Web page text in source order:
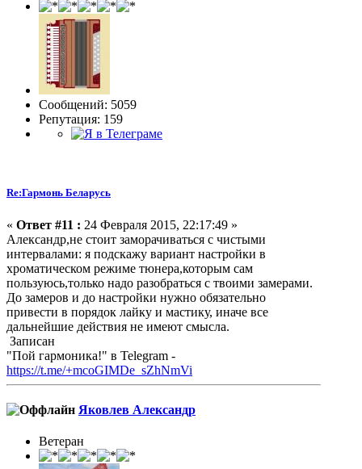
Сообщений: 5059
Репутация: 159
Re:Гармонь Беларусь
« Ответ #11 : 24 Февраля 2015, 22:17:49 »
Александр,не стоит заморачиваться с чистыми
интервалами: я подскажу вариант настройки в
хроматическом режиме тюнера,которым сам
пользуюсь,только надо разобраться с твоими замерами.
До замеров и до настройки нужно обязательно
привести в порядок лайку и мастику, иначе все
дальнейшие действия не имеют смысла.
Записан
"Пой гармоника!" в Telegram -
https://t.me/+mcoGIMDe_sZhNmVi
Яковлев Александр
Ветеран